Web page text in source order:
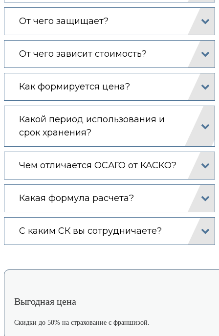
От чего защищает?
От чего зависит стоимость?
Как формируется цена?
Какой период использования и
срок хранения?
Чем отличается ОСАГО от КАСКО?
Какая формула расчета?
С каким СК вы сотрудничаете?
Выгодная цена
Скидки до 50% на страхование с франшизой.